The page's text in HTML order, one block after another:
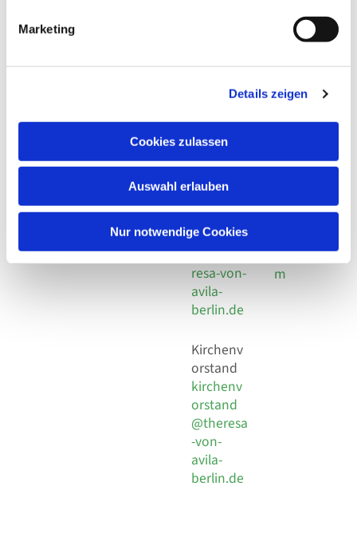
Marketing
Details zeigen
Cookies zulassen
Auswahl erlauben
Nur notwendige Cookies
Adresse
Kirchengemeinde Pfarrei
Hl. Theresa von Avila Berlin
Leitender Pfarrer - Norbert
Behaimstr. 39
Kont
Telefon
+49 30
924 64 28
Fax +49
30 924 54
18
E-Mail
info@the
resa-von-
avila-
berlin.de
Kirchenv
orstand
kirchenv
orstand
@theresa
-von-
avila-
berlin.de
Links
Datensch
utz
Social
Impressu
m